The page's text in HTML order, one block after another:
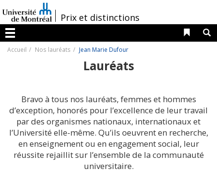
au
contenu
/Prix et distinctions
Menu
Liens
Accueil Nos lauréats Jean Marie Dufour
Lauréats
Bravo à tous nos lauréats, femmes et hommes
d’exception, honorés pour l’excellence de leur travail
par des organismes nationaux, internationaux et
l’Université elle-même. Qu’ils oeuvrent en recherche,
en enseignement ou en engagement social, leur
réussite rejaillit sur l’ensemble de la communauté
universitaire.